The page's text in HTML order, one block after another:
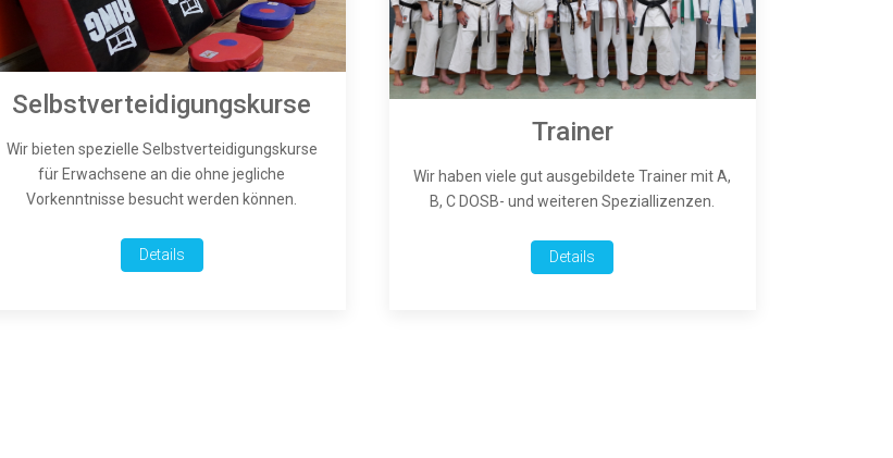
Selbstverteidigungskurse
Wir bieten spezielle Selbstverteidigungskurse
für Erwachsene an die ohne jegliche
Vorkenntnisse besucht werden können.
Details
Trainer
Wir haben viele gut ausgebildete Trainer mit A,
B, C DOSB- und weiteren Speziallizenzen.
Details